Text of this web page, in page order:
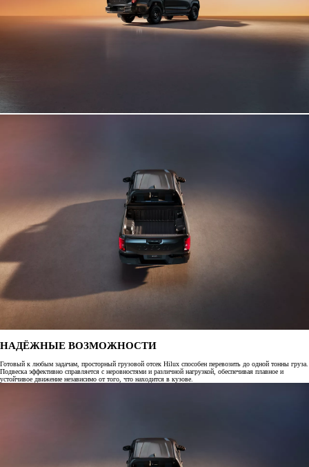
НАДЁЖНЫЕ ВОЗМОЖНОСТИ
Готовый к любым задачам, просторный грузовой отсек Hilux способен перевозить до одной тонны груза.
Подвеска эффективно справляется с неровностями и различной нагрузкой, обеспечивая плавное и
устойчивое движение независимо от того, что находится в кузове.